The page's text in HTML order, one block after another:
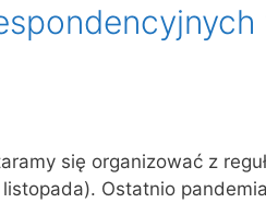
się organizować z
Ostatnio